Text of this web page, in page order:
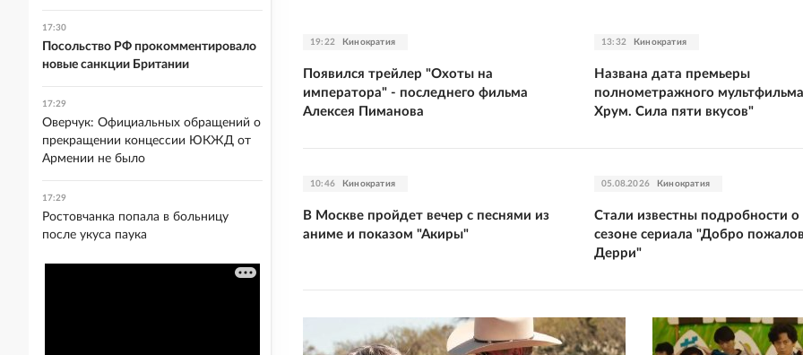
19:22 Кинократия
Появился трейлер "Охоты на
императора" - последнего фильма
Алексея Пиманова
13:32 Кинократия
Названа дата премьеры
полнометражного
Хрум. Сила пяти вкусов"
10:46 Кинократия
В Москве пройдет вечер с песнями из
аниме и показом "Акиры"
05.08.2026 Кинократия
Стали известны подробности
сезоне сериала "Добро
Дерри"
17:30
Посольство РФ прокомментировало
новые санкции Британии
17:29
Оверчук: Официальных обращений о
прекращении концессии ЮКЖД от
Армении не было
17:29
Ростовчанка попала в больницу
после укуса паука